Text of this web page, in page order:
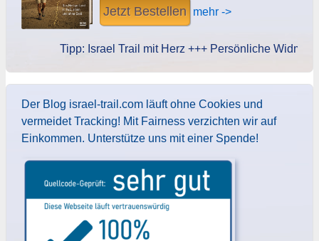
Jetzt Bestellen mehr ->
Tipp: Israel Trail mit Herz +++ Persönliche Widmung
Der Blog israel-trail.com läuft ohne Cookies und
vermeidet Tracking! Mit Fairness verzichten wir auf
Einkommen. Unterstütze uns mit einer Spende!